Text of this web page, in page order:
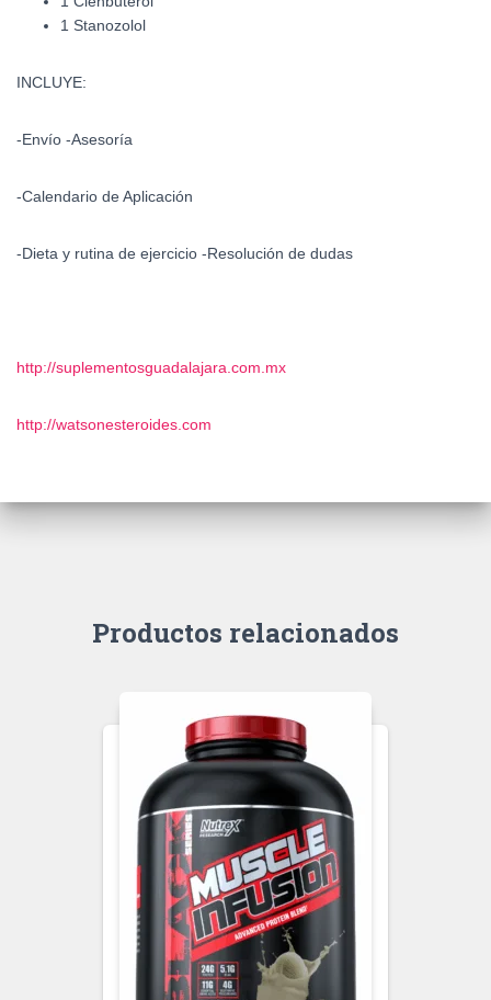
1 Stanozolol
INCLUYE:
-Envío -Asesoría
-Calendario de Aplicación
-Dieta y rutina de ejercicio -Resolución de dudas
http://suplementosguadalajara.com.mx
http://watsonesteroides.com
Productos relacionados